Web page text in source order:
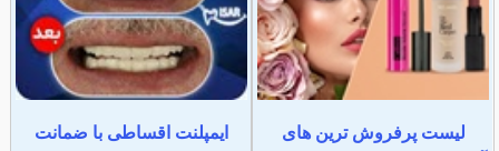
لیست پرفروش ترین های
ایمپلنت اقساطی با ضمانت